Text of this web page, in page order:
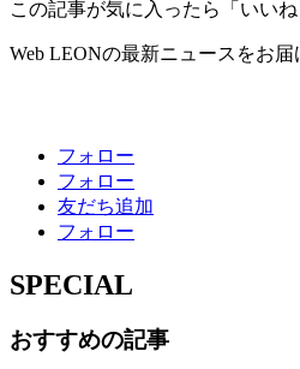
この記事が気に入ったら「いいね
Web LEONの最新ニュースをお届
フォロー
フォロー
友だち追加
フォロー
SPECIAL
おすすめの記事